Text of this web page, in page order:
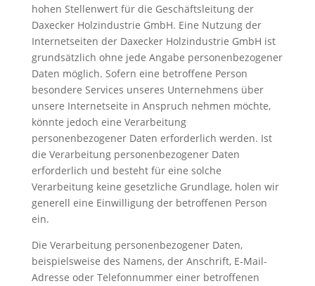
hohen Stellenwert für die Geschäftsleitung der
Daxecker Holzindustrie GmbH. Eine Nutzung der
Internetseiten der Daxecker Holzindustrie GmbH ist
grundsätzlich ohne jede Angabe personenbezogener
Daten möglich. Sofern eine betroffene Person
besondere Services unseres Unternehmens über
unsere Internetseite in Anspruch nehmen möchte,
könnte jedoch eine Verarbeitung
personenbezogener Daten erforderlich werden. Ist
die Verarbeitung personenbezogener Daten
erforderlich und besteht für eine solche
Verarbeitung keine gesetzliche Grundlage, holen wir
generell eine Einwilligung der betroffenen Person
ein.
Die Verarbeitung personenbezogener Daten,
beispielsweise des Namens, der Anschrift, E-Mail-
Adresse oder Telefonnummer einer betroffenen